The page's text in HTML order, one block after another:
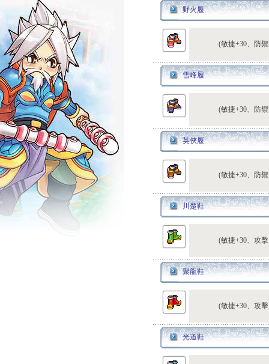
野火履
(敏捷+30、防
雪峰履
(敏捷+30、防
英俠履
(敏捷+30、防
川楚鞋
(敏捷+30、攻
聚龍鞋
(敏捷+30、攻
光道鞋